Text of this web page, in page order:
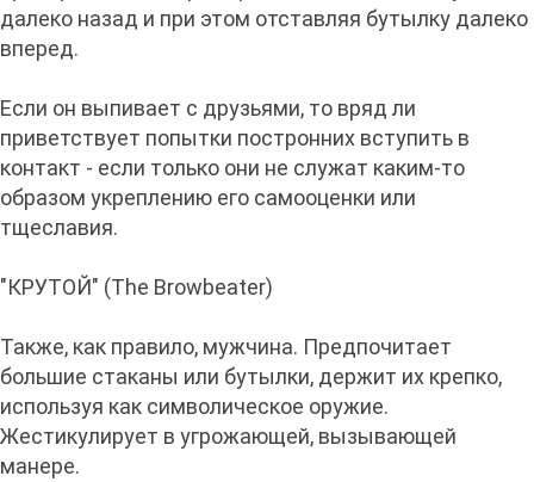
далеко назад и при этом отставляя бутылку далеко
вперед.
Если он выпивает с друзьями, то вряд ли
приветствует попытки постронних вступить в
контакт - если только они не служат каким-то
образом укреплению его самооценки или
тщеславия.
"КРУТОЙ" (The Browbeater)
Также, как правило, мужчина. Предпочитает
большие стаканы или бутылки, держит их крепко,
используя как символическое оружие.
Жестикулирует в угрожающей, вызывающей
манере.